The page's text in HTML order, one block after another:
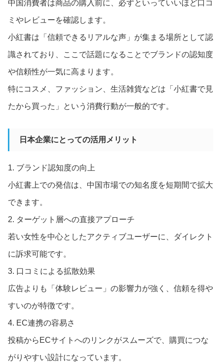
中国消費者は商品の購入前に、必ずといっていいほど口コ
ミやレビューを確認します。
小紅書は「信頼できるリアルな声」が集まる場所として認
識されており、ここで話題になることでブランドの認知度
や信頼性が一気に高まります。
特にコスメ、ファッション、生活雑貨などは「小紅書で見
たから買った」という消費行動が一般的です。
日本企業にとっての活用メリット
1. ブランド認知度の向上
小紅書上での発信は、中国市場での知名度を短期間で拡大
できます。
2. ターゲット層への直接アプローチ
若い女性を中心としたアクティブユーザーに、ダイレクト
に訴求可能です。
3. 口コミによる拡散効果
広告よりも「体験レビュー」の影響力が強く、信頼を得や
すいのが特徴です。
4. EC連携の容易さ
投稿からECサイトへのリンクがスムーズで、購買につな
がりやすい設計になっています。